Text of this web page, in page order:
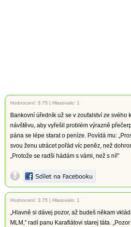
Hodnocení: 3.75 | Hlasovalo: 1
Bankovní úředník už se v zoufalství ze svého
návštěvu, aby vyřešil problém výrazně
pána se lépe starat o peníze. Povídá mu:
svou ženu utrácet pořád víc peněz, než
„Protože se radši hádám s vámi, než s ní!”
Hodnocení: 3.75 | Hlasovalo: 1
„Hlavně si dávej pozor, až budeš někam
MLM,” radí panu Karafiátovi starej táta.